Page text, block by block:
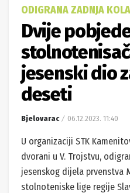
ODIGRANA ZADNJA KOLA
Dvije
jesenski dio
deseti
Bjelovarac 06.12.2023. 11:40
U organizaciji STK
dvorani u V. Trojstvu,
jesenskog dijela prvenstva
stolnoteniske lige regije